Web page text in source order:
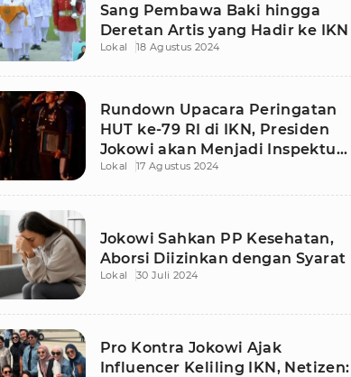
Sang Pembawa Baki hingga
Deretan Artis yang Hadir ke IKN
Lokal 18 Agustus 2024
Rundown Upacara Peringatan
HUT ke-79 RI di IKN, Presiden
Jokowi akan Menjadi Inspektur
Upacara
Lokal 17 Agustus 2024
Jokowi Sahkan PP Kesehatan,
Aborsi Diizinkan dengan Syarat
Lokal 30 Juli 2024
Pro Kontra Jokowi Ajak
Influencer Keliling IKN, Netizen: